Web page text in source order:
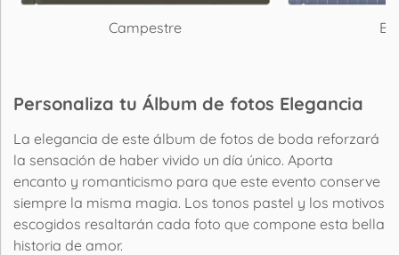
Campestre
Personaliza tu Álbum de fotos Elegancia
La elegancia de este álbum de fotos de boda reforzará
la sensación de haber vivido un día único. Aporta
encanto y romanticismo para que este evento conserve
siempre la misma magia. Los tonos pastel y los motivos
escogidos resaltarán cada foto que compone esta bella
historia de amor.